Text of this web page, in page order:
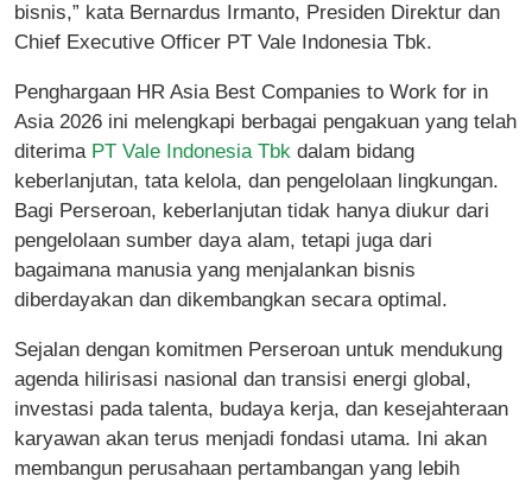
bisnis,” kata Bernardus Irmanto, Presiden Direktur dan
Chief Executive Officer PT Vale Indonesia Tbk.
Penghargaan HR Asia Best Companies to Work for in
Asia 2026 ini melengkapi berbagai pengakuan yang telah
diterima PT Vale Indonesia Tbk dalam bidang
keberlanjutan, tata kelola, dan pengelolaan lingkungan.
Bagi Perseroan, keberlanjutan tidak hanya diukur dari
pengelolaan sumber daya alam, tetapi juga dari
bagaimana manusia yang menjalankan bisnis
diberdayakan dan dikembangkan secara optimal.
Sejalan dengan komitmen Perseroan untuk mendukung
agenda hilirisasi nasional dan transisi energi global,
investasi pada talenta, budaya kerja, dan kesejahteraan
karyawan akan terus menjadi fondasi utama. Ini akan
membangun perusahaan pertambangan yang lebih